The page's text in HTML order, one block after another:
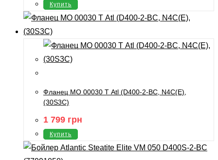
Купить
Фланец МО 00030 Т Atl (D400-2-BС, N4C(E),
(30S3C)
1 799 грн
Купить